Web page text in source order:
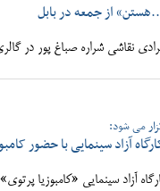
از جمعه در بابل
نقاشی شراره صباغ پور در
می شود:
آزاد سینمایی با حضور
آزاد سینمایی «کامبوزیا